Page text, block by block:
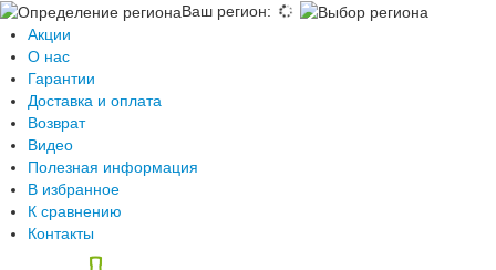
Ваш регион:
Акции
О нас
Гарантии
Доставка и оплата
Возврат
Видео
Полезная информация
В избранное
К сравнению
Контакты